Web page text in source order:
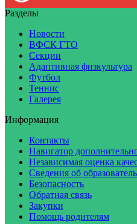
Разделы
Новости
ВФСК ГТО
Секции
Адаптивная физкультура
Футбол
Теннис
Галерея
Информация
Контакты
Навигатор
Независимая оценка
Сведения об
Безопасность
Обратная связь
Закупки
Помощь родителям